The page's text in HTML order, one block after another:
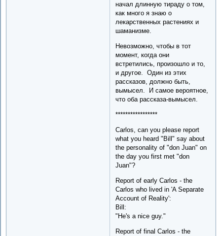
начал длинную тираду о том,
как много я знаю о
лекарственных растениях и
шаманизме.
Невозможно, чтобы в тот
момент, когда они
встретились, произошло и то,
и другое. Один из этих
рассказов, должно быть,
вымысел. И самое вероятное,
что оба рассказа-вымысел.
*****************
Carlos, can you please report
what you heard "Bill" say about
the personality of "don Juan" on
the day you first met "don
Juan"?
Report of early Carlos - the
Carlos who lived in 'A Separate
Account of Reality':
Bill:
"He's a nice guy."
Report of final Carlos - the